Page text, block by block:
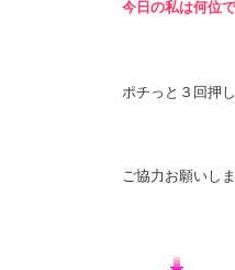
今日の私は何位
ポチっと３回押
ご協力お願いし